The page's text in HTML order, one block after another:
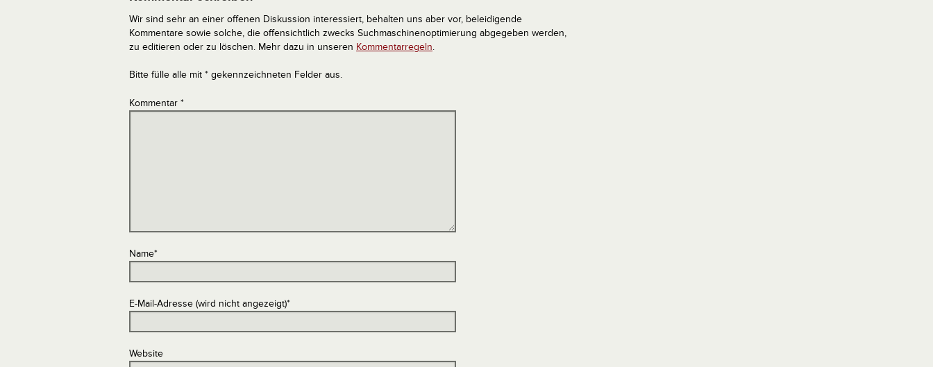
Wir sind sehr an einer offenen Diskussion interessiert, behalten uns aber vor, beleidigende
Kommentare sowie solche, die offensichtlich zwecks Suchmaschinenoptimierung abgegeben werden,
zu editieren oder zu löschen. Mehr dazu in unseren Kommentarregeln.
Bitte fülle alle mit * gekennzeichneten Felder aus.
Kommentar *
Name*
E-Mail-Adresse (wird nicht angezeigt)*
Website